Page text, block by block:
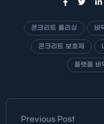
콘크리트 폴리싱 바
콘크리트 보호제
플랫폼 바
Previous Post